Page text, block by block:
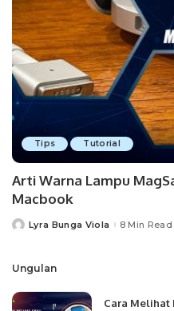
Tips Tutorial
Arti Warna Lampu
Macbook
PostedLyra Bunga Viola 8 Min Read
Ungulan
Cara Melihat